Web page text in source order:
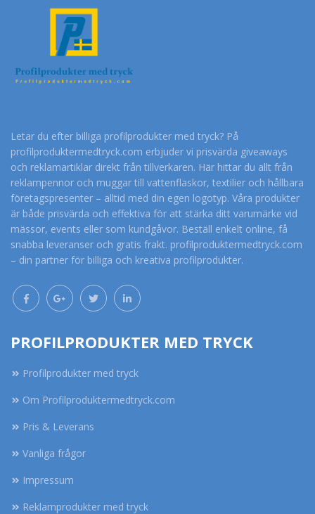
Letar du efter billiga profilprodukter med tryck? På
profilproduktermedtryck.com erbjuder vi prisvärda giveaways
och reklamartiklar direkt från tillverkaren. Här hittar du allt från
reklampennor och muggar till vattenflaskor, textilier och hållbara
företagspresenter – alltid med din egen logotyp. Våra produkter
är både prisvärda och effektiva för att stärka ditt varumärke vid
mässor, events eller som kundgåvor. Beställ enkelt online, få
snabba leveranser och gratis frakt. profilproduktermedtryck.com
– din partner för billiga och kreativa profilprodukter.
PROFILPRODUKTER MED TRYCK
Profilprodukter med tryck
Om Profilproduktermedtryck.com
Pris & Leverans
Vanliga frågor
Impressum
Reklamprodukter med tryck